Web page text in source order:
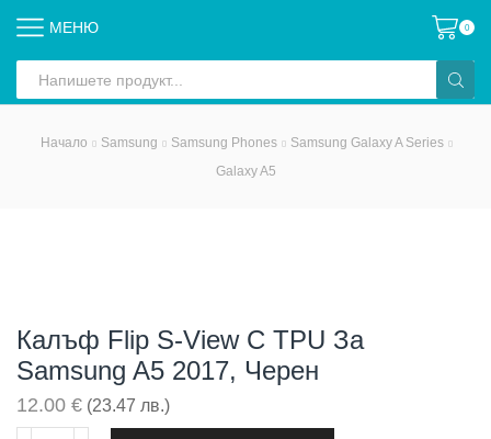
МЕНЮ 0
input
Начало Samsung Samsung Phones
Samsung Galaxy A Series
Galaxy A5
Калъф Flip S-View С TPU За
Samsung A5 2017, Черен
12.00 € (23.47 лв.)